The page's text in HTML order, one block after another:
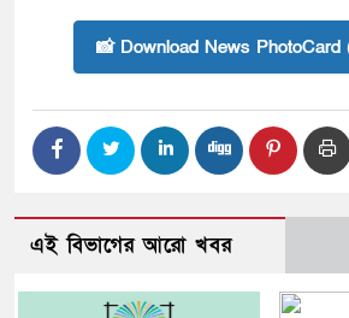
📸 Download News PhotoCard
এই বিভাগের আরো খবর